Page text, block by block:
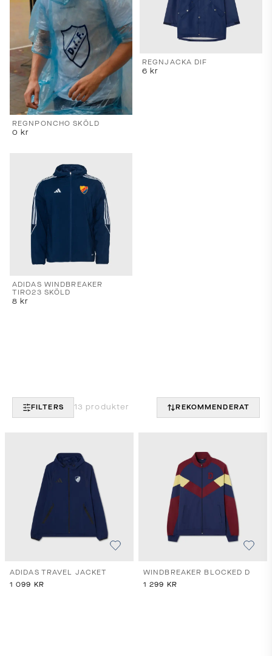
REGNPONCHO SKÖLD
0 kr
REGNJACKA DIF
6 kr
ADIDAS WINDBREAKER
TIRO23 SKÖLD
8 kr
FILTERS 13 produkter REKOMMENDERAT
ADIDAS TRAVEL JACKET
1 099 KR
WINDBREAKER BLOCKED D
1 299 KR